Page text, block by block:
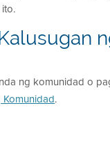
ng komunidad o
.